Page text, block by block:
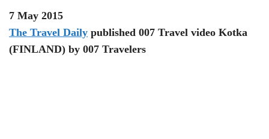
7 May 2015
The Travel Daily published 007 Travel video Kotka
(FINLAND) by 007 Travelers